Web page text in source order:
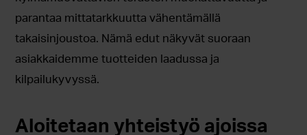
parantaa mittatarkkuutta vähentämällä
takaisinjoustoa. Nämä edut näkyvät suoraan
asiakkaidemme tuotteiden laadussa ja
kilpailukyvyssä.
Aloitetaan yhteistyö ajoissa